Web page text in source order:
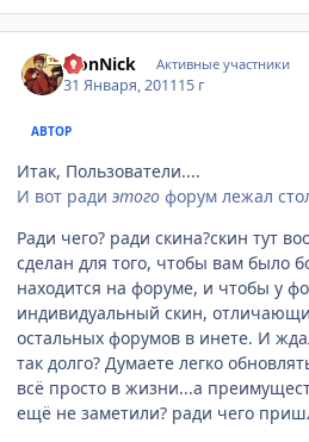
LionNick Активные участники
31 Января, 201115 г
АВТОР
Итак, Пользователи....
И вот ради этого форум лежал
Ради чего? ради скина?скин тут
сделан для того, чтобы вам было
находится на форуме, и чтобы у
индивидуальный скин,
остальных форумов в инете. И
так долго? Думаете легко
всё просто в жизни...а
ещё не заметили? ради чего